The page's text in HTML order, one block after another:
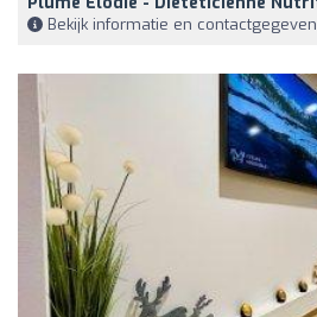
Bekijk informatie en